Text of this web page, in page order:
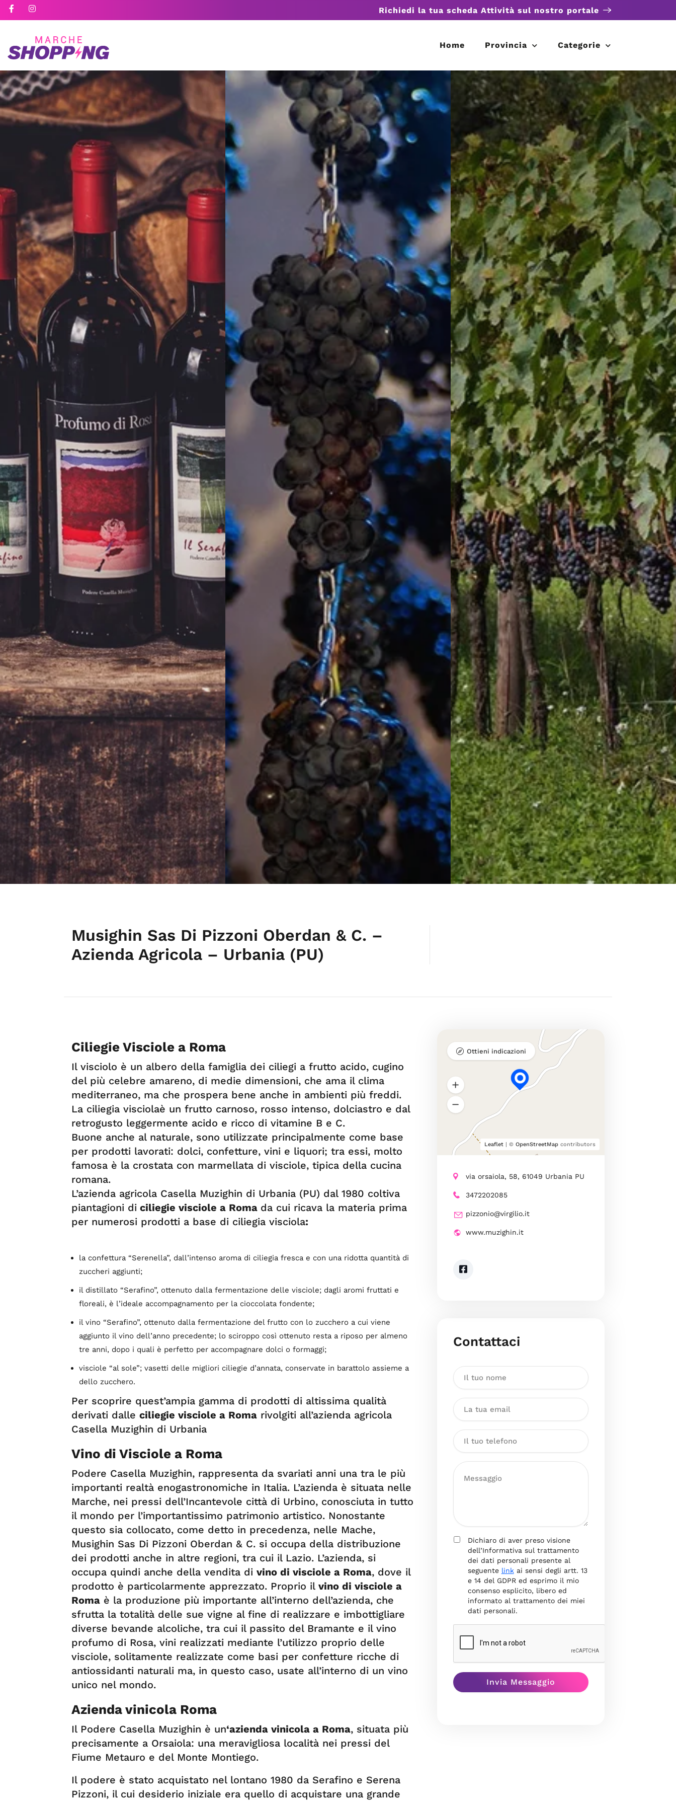
Richiedi la tua scheda Attività sul nostro portale
Home Provincia Categorie
Musighin Sas Di Pizzoni Oberdan & C. –
Azienda Agricola – Urbania (PU)
Ciliegie Visciole a Roma
Il visciolo è un albero della famiglia dei ciliegi a frutto acido, cugino
del più celebre amareno, di medie dimensioni, che ama il clima
mediterraneo, ma che prospera bene anche in ambienti più freddi.
La ciliegia visciolaè un frutto carnoso, rosso intenso, dolciastro e dal
retrogusto leggermente acido e ricco di vitamine B e C.
Buone anche al naturale, sono utilizzate principalmente come base
per prodotti lavorati: dolci, confetture, vini e liquori; tra essi, molto
famosa è la crostata con marmellata di visciole, tipica della cucina
romana.
L’azienda agricola Casella Muzighin di Urbania (PU) dal 1980 coltiva
piantagioni di ciliegie visciole a Roma da cui ricava la materia prima
per numerosi prodotti a base di ciliegia visciola:
la confettura “Serenella”, dall’intenso aroma di ciliegia fresca e con una ridotta quantità di
zuccheri aggiunti;
il distillato “Serafino”, ottenuto dalla fermentazione delle visciole; dagli aromi fruttati e
floreali, è l’ideale accompagnamento per la cioccolata fondente;
il vino “Serafino”, ottenuto dalla fermentazione del frutto con lo zucchero a cui viene
aggiunto il vino dell’anno precedente; lo sciroppo così ottenuto resta a riposo per almeno
tre anni, dopo i quali è perfetto per accompagnare dolci o formaggi;
visciole “al sole”; vasetti delle migliori ciliegie d’annata, conservate in barattolo assieme a
dello zucchero.
Per scoprire quest’ampia gamma di prodotti di altissima qualità
derivati dalle ciliegie visciole a Roma rivolgiti all’azienda agricola
Casella Muzighin di Urbania
Vino di Visciole a Roma
Podere Casella Muzighin, rappresenta da svariati anni una tra le più
importanti realtà enogastronomiche in Italia. L’azienda è situata nelle
Marche, nei pressi dell’Incantevole città di Urbino, conosciuta in tutto
il mondo per l’importantissimo patrimonio artistico. Nonostante
questo sia collocato, come detto in precedenza, nelle Mache,
Musighin Sas Di Pizzoni Oberdan & C. si occupa della distribuzione
dei prodotti anche in altre regioni, tra cui il Lazio. L’azienda, si
occupa quindi anche della vendita di vino di visciole a Roma, dove il
prodotto è particolarmente apprezzato. Proprio il vino di visciole a
Roma è la produzione più importante all’interno dell’azienda, che
sfrutta la totalità delle sue vigne al fine di realizzare e imbottigliare
diverse bevande alcoliche, tra cui il passito del Bramante e il vino
profumo di Rosa, vini realizzati mediante l’utilizzo proprio delle
visciole, solitamente realizzate come basi per confetture ricche di
antiossidanti naturali ma, in questo caso, usate all’interno di un vino
unico nel mondo.
Azienda vinicola Roma
Il Podere Casella Muzighin è un‘azienda vinicola a Roma, situata più
precisamente a Orsaiola: una meravigliosa località nei pressi del
Fiume Metauro e del Monte Montiego.
Il podere è stato acquistato nel lontano 1980 da Serafino e Serena
Pizzoni, il cui desiderio iniziale era quello di acquistare una grande
Leaflet| © OpenStreetMapcontributors
Ottieni indicazioni
via orsaiola, 58, 61049 Urbania PU
3472202085
pizzonio@virgilio.it
www.muzighin.it
Contattaci
Dichiaro di aver preso visione
dell’Informativa sul trattamento
dei dati personali presente al
seguente linkai sensi degli artt. 13
e 14 del GDPR ed esprimo il mio
consenso esplicito, libero ed
informato al trattamento dei miei
dati personali.